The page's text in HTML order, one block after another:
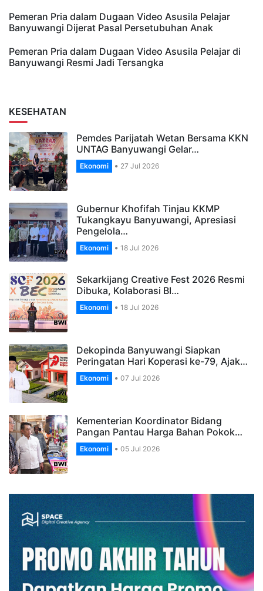
Pemeran Pria dalam Dugaan Video Asusila Pelajar
Banyuwangi Dijerat Pasal Persetubuhan Anak
Pemeran Pria dalam Dugaan Video Asusila Pelajar di
Banyuwangi Resmi Jadi Tersangka
KESEHATAN
Pemdes Parijatah Wetan Bersama KKN
UNTAG Banyuwangi Gelar…
Ekonomi 27 Jul 2026
Gubernur Khofifah Tinjau KKMP
Tukangkayu Banyuwangi, Apresiasi
Pengelola…
Ekonomi 18 Jul 2026
Sekarkijang Creative Fest 2026 Resmi
Dibuka, Kolaborasi BI…
Ekonomi 18 Jul 2026
Dekopinda Banyuwangi Siapkan
Peringatan Hari Koperasi ke-79, Ajak…
Ekonomi 07 Jul 2026
Kementerian Koordinator Bidang
Pangan Pantau Harga Bahan Pokok…
Ekonomi 05 Jul 2026